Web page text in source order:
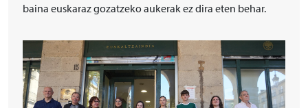
baina euskaraz gozatzeko aukerak ez dira eten behar.
Irudia